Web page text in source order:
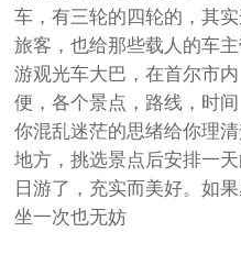
车，有三轮的四轮的，其
旅客，也给那些载人的车
游观光车大巴，在首尔市
便，各个景点，路线，时
你混乱迷茫的思绪给你理
地方，挑选景点后安排一
日游了，充实而美好。如
坐一次也无妨